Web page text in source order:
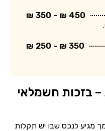
450 ₪ - 350 ₪
350 ₪ - 250 ₪
בזכות חשמלאי
מגיע לנכס שבו יש תקלות